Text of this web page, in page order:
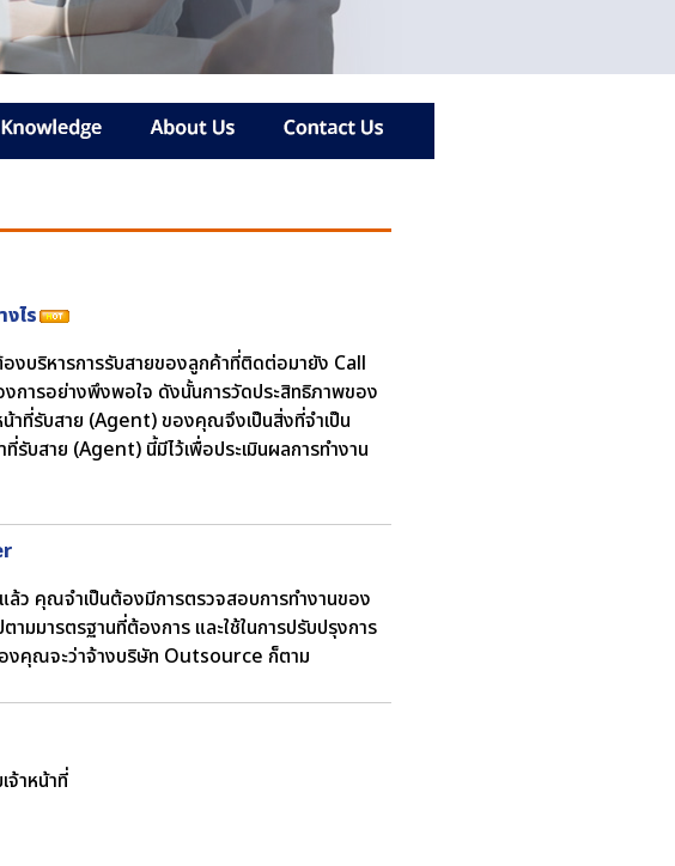
ไร
ริหารการรับสายของลูกค้าที่ติดต่อมายัง Call
การอย่างพึงพอใจ ดังนั้นการวัดประสิทธิภาพของ
าที่รับสาย (Agent) ของคุณจึงเป็นสิ่งที่จำเป็น
รับสาย (Agent) นี้มีไว้เพื่อประเมินผลการทำงาน
คุณจำเป็นต้องมีการตรวจสอบการทำงานของ
ามมารตรฐานที่ต้องการ และใช้ในการปรับปรุงการ
งคุณจะว่าจ้างบริษัท Outsource ก็ตาม
จ้าหน้าที่